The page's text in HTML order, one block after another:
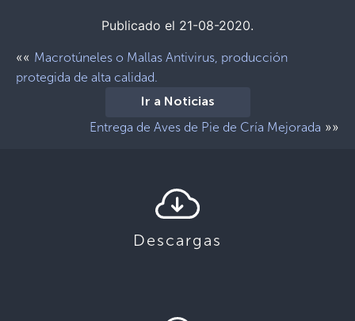
Publicado el 21-08-2020.
«« Macrotúneles o Mallas Antivirus, producción
protegida de alta calidad.
Ir a Noticias
Entrega de Aves de Pie de Cría Mejorada »»
Descargas